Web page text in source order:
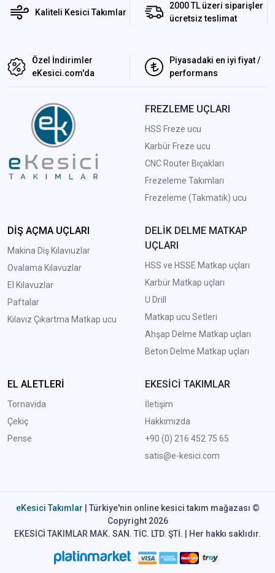
Kaliteli Kesici Takımlar
2000 TL üzeri siparişler
ücretsiz teslimat
Özel İndirimler
eKesici.com'da
Piyasadaki en iyi fiyat /
performans
FREZLEME UÇLARI
HSS Freze ucu
Karbür Freze ucu
CNC Router Bıçakları
Frezeleme Takımları
Frezeleme (Takmatik) ucu
DİŞ AÇMA UÇLARI
Makina Diş Kılavıuzlar
Ovalama Kılavuzlar
El Kılavuzlar
Paftalar
Kılavız Çıkartma Matkap ucu
DELİK DELME MATKAP
UÇLARI
HSS ve HSSE Matkap uçları
Karbür Matkap uçları
U Drill
Matkap ucu Setleri
Ahşap Delme Matkap uçları
Beton Delme Matkap uçları
EL ALETLERİ
Tornavida
Çekiç
Pense
EKESİCİ TAKIMLAR
İletişim
Hakkımızda
+90 (0) 216 452 75 65
satis@e-kesici.com
eKesici Takımlar | Türkiye'nin online kesici takım mağazası ©
Copyright 2026
EKESİCİ TAKIMLAR MAK. SAN. TİC. LTD. ŞTİ. | Her hakkı saklıdır.